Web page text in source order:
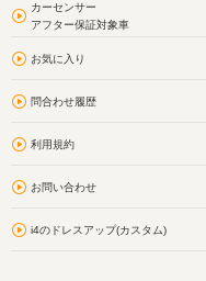
カーセンサー
アフター保証対象車
お気に入り
問合わせ履歴
利用規約
お問い合わせ
i4のドレスアップ(カスタム)